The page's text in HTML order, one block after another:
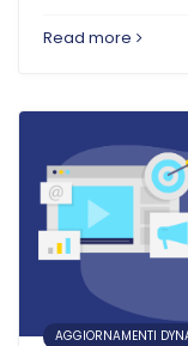
Read more
AGGIORNAMENTI